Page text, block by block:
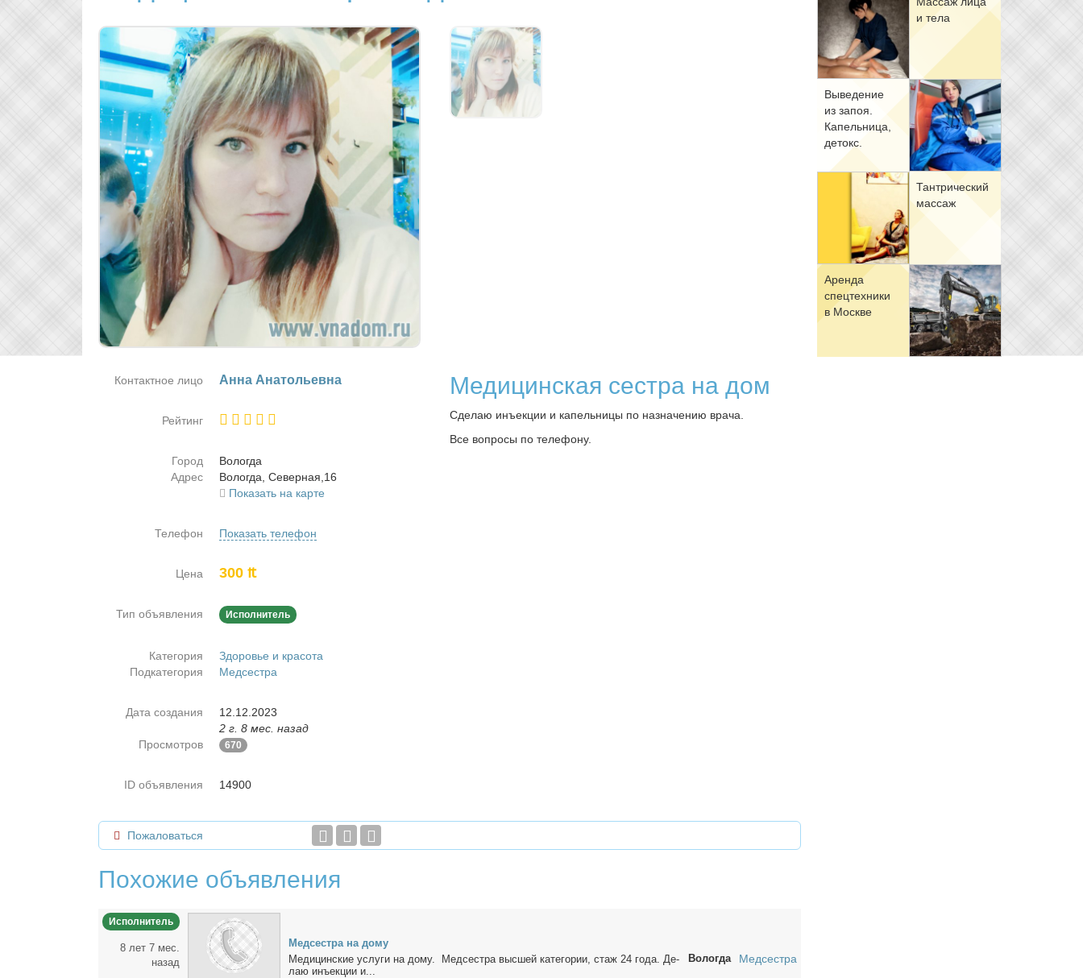
и те­ла
Вы­ве­де­ние
из за­поя.
Ка­пель­ни­ца,
де­токс.
Тан­три­че­ский
мас­саж
Арен­да
спец­тех­ни­ки
в Москве
Медицинская сестра на дом
Сделаю инъекции и капельницы по назначению врача.
Все вопросы по телефону.
Контактное лицо Ан­на Ана­то­льев­на
Рейтинг
Город
Во­лог­да
Адрес
Во­лог­да, Се­вер­ная,16
Показать на карте
Телефон Показать телефон
Цена 300 ₶
Тип объявления Исполнитель
Категория
Здоровье и красота
Подкатегория
Медсестра
Дата создания
12.12.2023
2 г. 8 мес. назад
Просмотров
670
ID объявления 14900
Пожаловаться
Похожие объявления
Исполнитель
8 лет 7 мес.
назад
Мед­сест­ра на до­му
Ме­ди­цин­ские услу­ги на до­му. Мед­сест­ра выс­шей ка­те­го­рии, стаж 24 го­да. Де­
лаю инъ­ек­ции и...
Вологда Медсестра